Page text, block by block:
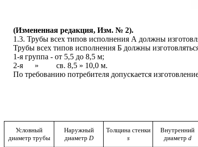
(Измененная редакция, Изм. № 2).
1.3. Трубы всех типов исполнения А должны
Трубы всех типов исполнения Б должны
1-я группа - от 5,5 до 8,5 м;
2-я » св. 8,5 » 10,0 м.
По требованию потребителя допускается
Условный
диаметр трубы
Наружный
диаметр D
Толщина стенки
s
Внутренний
диаметр d